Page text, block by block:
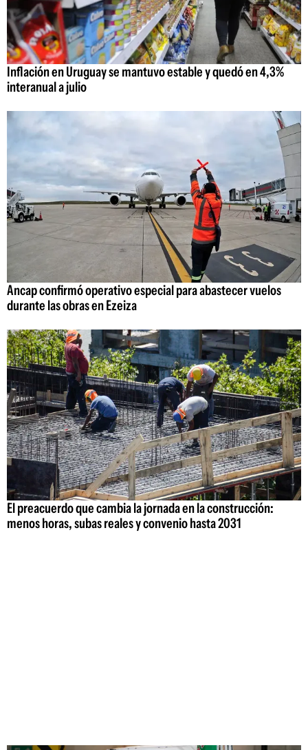
Inflación en Uruguay se mantuvo estable y quedó en 4,3%
interanual a julio
Ancap confirmó operativo especial para abastecer vuelos
durante las obras en Ezeiza
El preacuerdo que cambia la jornada en la construcción:
menos horas, subas reales y convenio hasta 2031